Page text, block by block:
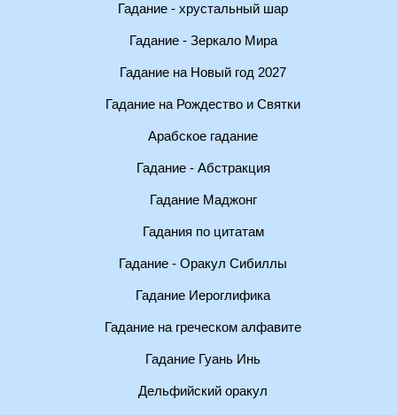
Гадание - хрустальный шар
Гадание - Зеркало Мира
Гадание на Новый год 2027
Гадание на Рождество и Святки
Арабское гадание
Гадание - Абстракция
Гадание Маджонг
Гадания по цитатам
Гадание - Оракул Сибиллы
Гадание Иероглифика
Гадание на греческом алфавите
Гадание Гуань Инь
Дельфийский оракул